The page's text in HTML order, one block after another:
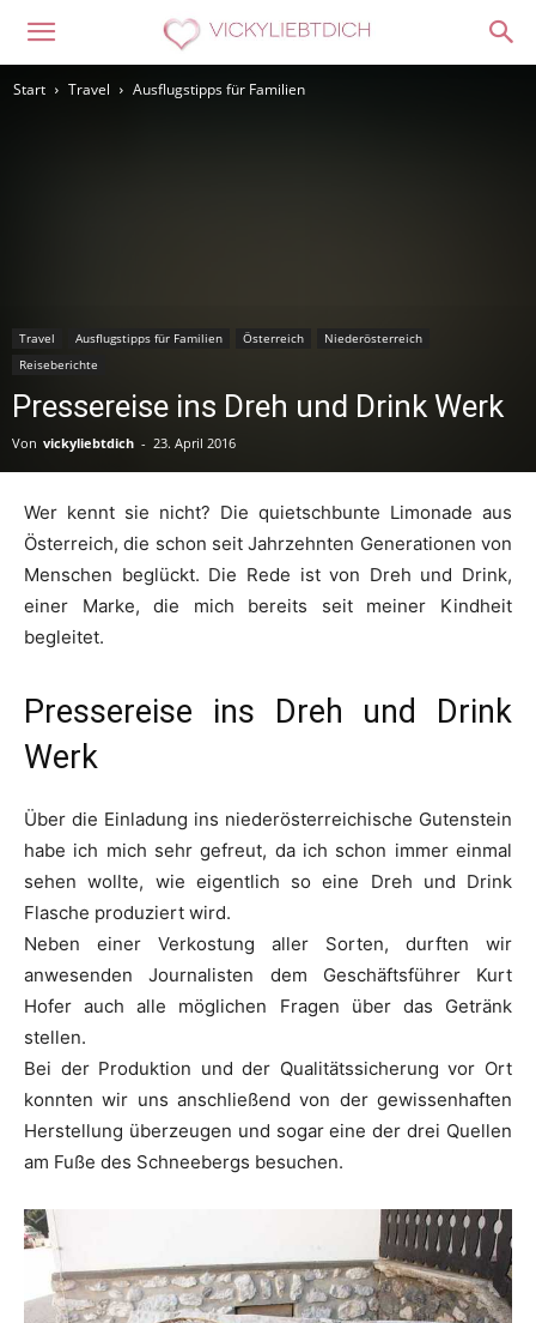
Start Travel Ausflugstipps für Familien
Travel Ausflugstipps für Familien Österreich
Niederösterreich
Reiseberichte
Pressereise ins Dreh und Drink Werk
Von vickyliebtdich - 23. April 2016
Wer kennt sie nicht? Die quietschbunte Limonade aus
Österreich, die schon seit Jahrzehnten Generationen von
Menschen beglückt. Die Rede ist von Dreh und Drink,
einer Marke, die mich bereits seit meiner Kindheit
begleitet.
Pressereise ins Dreh und Drink
Werk
Über die Einladung ins niederösterreichische Gutenstein
habe ich mich sehr gefreut, da ich schon immer einmal
sehen wollte, wie eigentlich so eine Dreh und Drink
Flasche produziert wird.
Neben einer Verkostung aller Sorten, durften wir
anwesenden Journalisten dem Geschäftsführer Kurt
Hofer auch alle möglichen Fragen über das Getränk
stellen.
Bei der Produktion und der Qualitätssicherung vor Ort
konnten wir uns anschließend von der gewissenhaften
Herstellung überzeugen und sogar eine der drei Quellen
am Fuße des Schneebergs besuchen.